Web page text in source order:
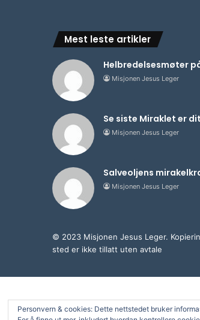
Mest leste artikler
Helbredelsesmøter
Misjonen Jesus Leger
Se siste Miraklet er
Misjonen Jesus Leger
Salveoljens
Misjonen Jesus Leger
© 2023 Misjonen Jesus Leger.
sted er ikke tillatt uten avtale
Personvern & cookies: Dette nettstedet bruker